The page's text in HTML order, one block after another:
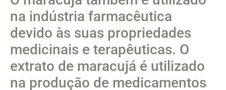
na indústria farmacêutica
devido às suas propriedades
medicinais e terapêuticas. O
extrato de maracujá é utilizado
na produção de medicamentos